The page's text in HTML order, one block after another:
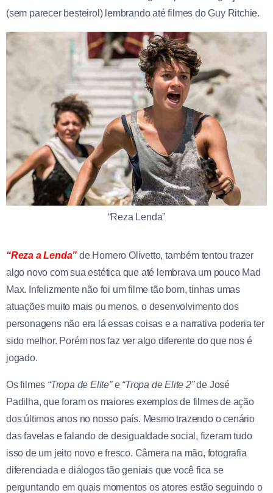
(sem parecer besteirol) lembrando até filmes do Guy Ritchie.
“Reza Lenda”
“Reza a Lenda” de Homero Olivetto, também tentou trazer
algo novo com sua estética que até lembrava um pouco Mad
Max. Infelizmente não foi um filme tão bom, tinhas umas
atuações muito mais ou menos, o desenvolvimento dos
personagens não era lá essas coisas e a narrativa poderia ter
sido melhor. Porém nos faz ver algo diferente do que nos é
jogado.
Os filmes “Tropa de Elite”e “Tropa de Elite 2”de José
Padilha, que foram os maiores exemplos de filmes de ação
dos últimos anos no nosso país. Mesmo trazendo o cenário
das favelas e falando de desigualdade social, fizeram tudo
isso de um jeito novo e fresco. Câmera na mão, fotografia
diferenciada e diálogos tão geniais que você fica se
perguntando em quais momentos os atores estão seguindo o